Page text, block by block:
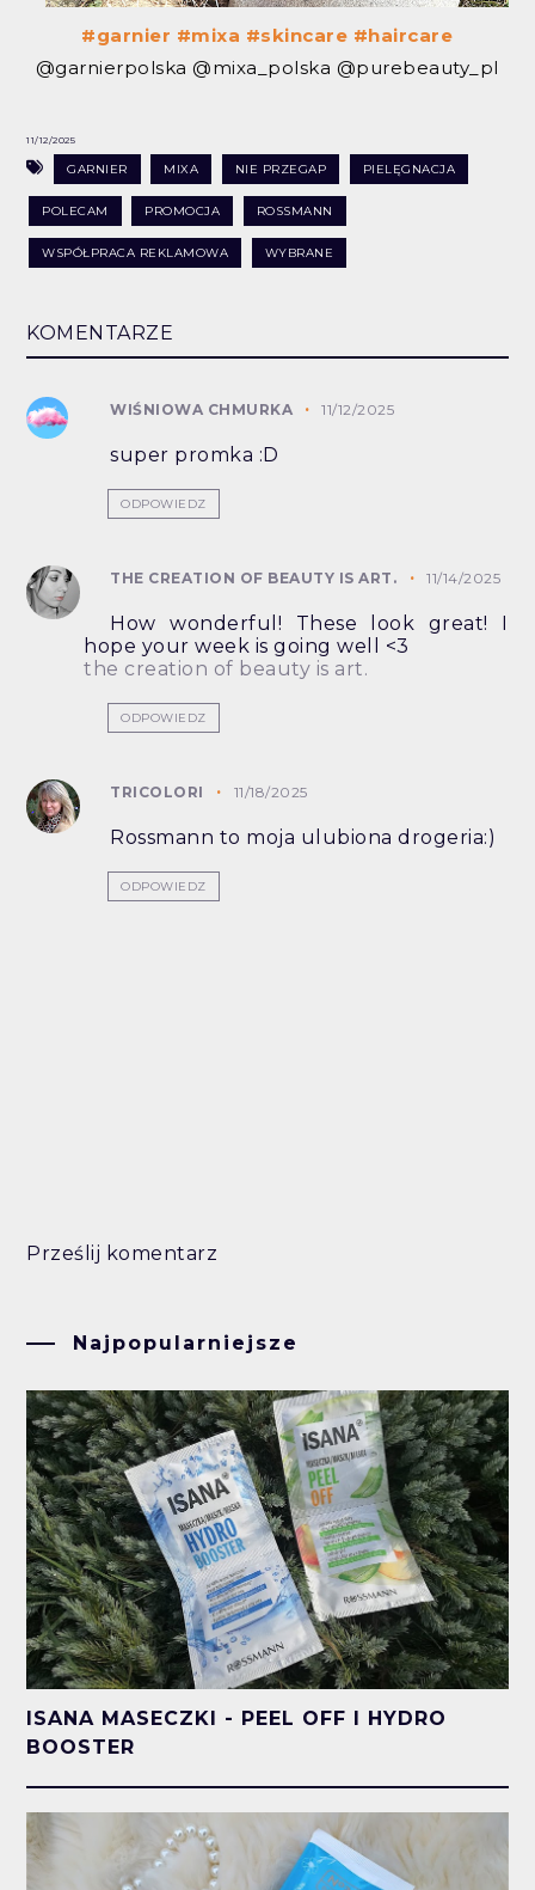
#garnier #mixa #skincare #haircare
@garnierpolska @mixa_polska @purebeauty_pl
11/12/2025
GARNIER MIXA NIE PRZEGAP PIELĘGNACJA
POLECAM PROMOCJA ROSSMANN
WSPÓŁPRACA REKLAMOWA WYBRANE
KOMENTARZE
WIŚNIOWA CHMURKA 11/12/2025
super promka :D
ODPOWIEDZ
THE CREATION OF BEAUTY IS ART. 11/14/2025
How wonderful! These look great! I
hope your week is going well <3
the creation of beauty is art.
ODPOWIEDZ
TRICOLORI 11/18/2025
Rossmann to moja ulubiona drogeria:)
ODPOWIEDZ
Prześlij komentarz
Najpopularniejsze
ISANA MASECZKI - PEEL OFF I HYDRO
BOOSTER